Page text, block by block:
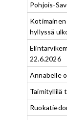
Pohjois-
hyllyssä
22.6.2026
Annabelle
Taimityllilä